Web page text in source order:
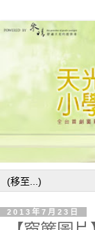
2013年7月23日